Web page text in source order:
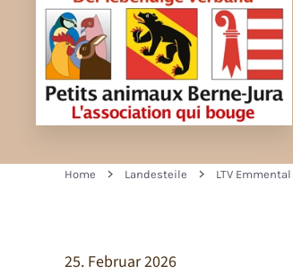
Home Landesteile LTV Emmental
25. Februar 2026